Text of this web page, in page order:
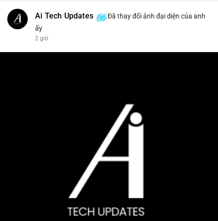
Ai Tech Updates
Đã thay đổi ảnh đại diện của anh
ấy
2 giờ